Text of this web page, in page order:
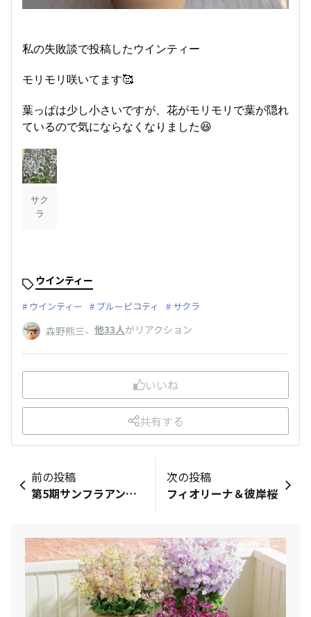
私の失敗談で投稿したウインティー
モリモリ咲いてます🥰
葉っぱは少し小さいですが、花がモリモリで葉が隠れ
ているので気にならなくなりました😆
サク
ラ
ウインティー
ウインティー ブルーピコティ サクラ
森野熊三、 他33人がリアクション
いいね
共有する
前の投稿
第5期サンフラアンバサダーに就任しました🥹✨️
次の投稿
フィオリーナ＆彼岸桜